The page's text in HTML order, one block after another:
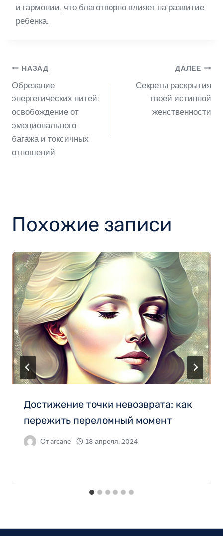
и гармонии, что благотворно влияет на развитие
ребенка.
Навигация
по
записям
НАЗАД
Обрезание
энергетических нитей:
освобождение от
эмоционального
багажа и токсичных
отношений
ДАЛЕЕ
Секреты раскрытия
твоей истинной
женственности
Похожие записи
Достижение точки невозврата: как
пережить переломный момент
Отarcane 18 апреля, 2024